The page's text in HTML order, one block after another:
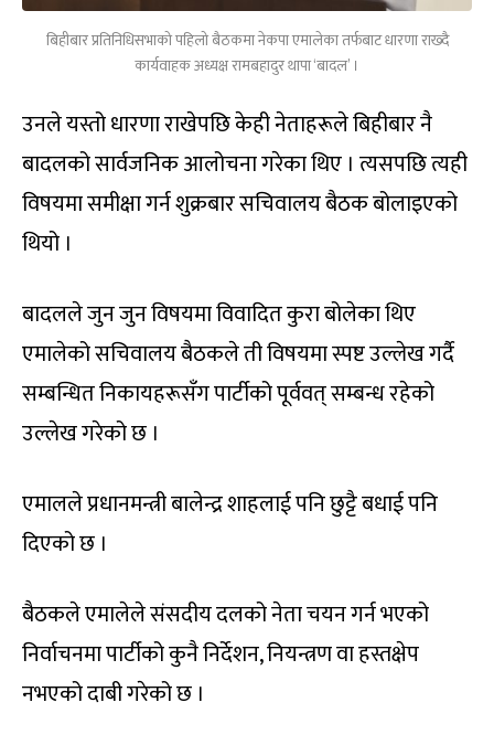
बिहीबार प्रतिनिधिसभाको पहिलो बैठकमा नेकपा एमालेका तर्फबाट धारणा राख्दै
कार्यवाहक अध्यक्ष रामबहादुर थापा ‘बादल’ ।
उनले यस्तो धारणा राखेपछि केही नेताहरूले बिहीबार नै
बादलको सार्वजनिक आलोचना गरेका थिए । त्यसपछि त्यही
विषयमा समीक्षा गर्न शुक्रबार सचिवालय बैठक बोलाइएको
थियो ।
बादलले जुन जुन विषयमा विवादित कुरा बोलेका थिए
एमालेको सचिवालय बैठकले ती विषयमा स्पष्ट उल्लेख गर्दै
सम्बन्धित निकायहरूसँग पार्टीको पूर्ववत् सम्बन्ध रहेको
उल्लेख गरेको छ ।
एमालले प्रधानमन्त्री बालेन्द्र शाहलाई पनि छुट्टै बधाई पनि
दिएको छ ।
बैठकले एमालेले संसदीय दलको नेता चयन गर्न भएको
निर्वाचनमा पार्टीको कुनै निर्देशन, नियन्त्रण वा हस्तक्षेप
नभएको दाबी गरेको छ ।